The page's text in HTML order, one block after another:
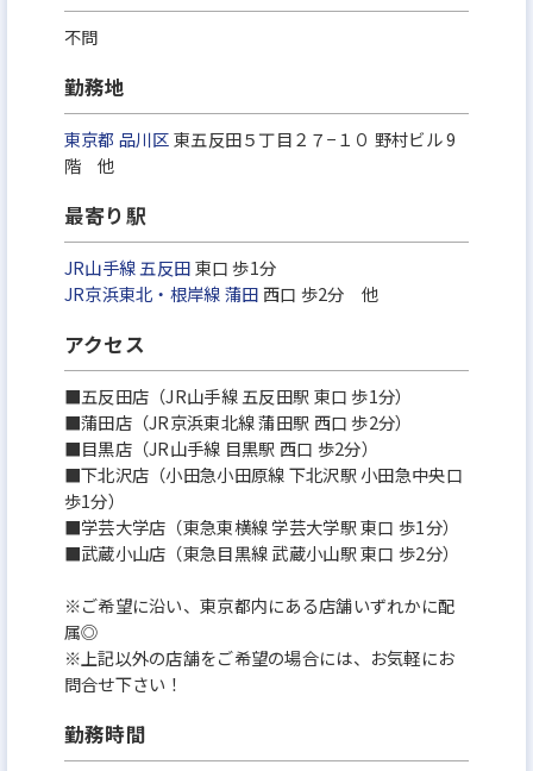
不問
勤務地
東京都 品川区東五反田５丁目２７−１０ 野村ビル 9
階 他
最寄り駅
JR山手線 五反田東口 歩1分
JR京浜東北・根岸線蒲田 西口 歩2分 他
アクセス
■五反田店（JR山手線 五反田駅 東口 歩1分）
■蒲田店（JR京浜東北線 蒲田駅 西口 歩2分）
■目黒店（JR山手線 目黒駅 西口 歩2分）
■下北沢店（小田急小田原線 下北沢駅 小田急中央口
歩1分）
■学芸大学店（東急東横線 学芸大学駅 東口 歩1分）
■武蔵小山店（東急目黒線 武蔵小山駅 東口 歩2分）
※ご希望に沿い、東京都内にある店舗いずれかに配
属◎
※上記以外の店舗をご希望の場合には、お気軽にお
問合せ下さい！
勤務時間